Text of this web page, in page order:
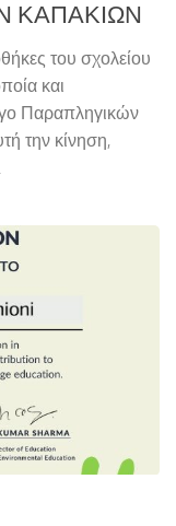
ΚΑΠΑΚΙΩΝ
του σχολείου
και
Παραπληγικών
την κίνηση,